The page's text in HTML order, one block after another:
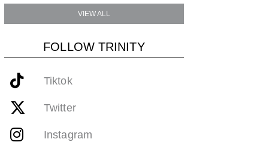
VIEW ALL
FOLLOW TRINITY
Tiktok
Twitter
Instagram